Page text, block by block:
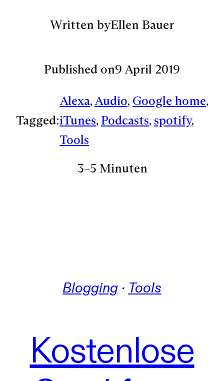
Written byEllen Bauer
Published on9 April 2019
Tagged:
Alexa, Audio, Google home
iTunes, Podcasts, spotify
Tools
3–5 Minuten
Blogging · Tools
Kostenlose